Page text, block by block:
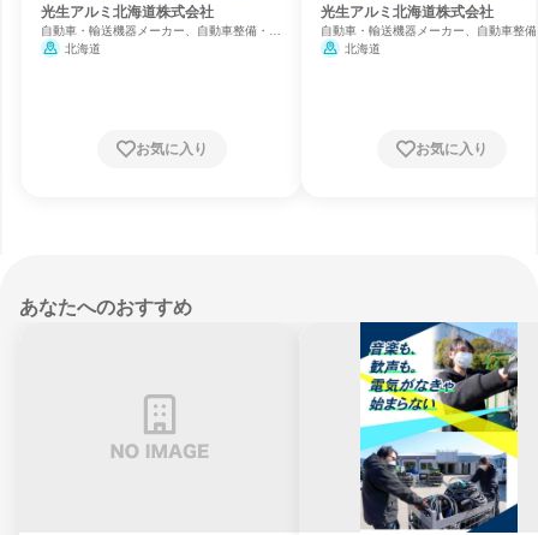
職
光生アルミ北海道株式会社
自動車・輸送機器メーカー、自動車整備・修
理、建設・修理・メンテナンスサービス
北海道
お気に入り
テナンス職
光生アルミ北海道株式会社
自動車・輸送機器メーカー、自動車整
理、建設・修理・メンテナンスサービス
北海道
お気に入り
あなたへのおすすめ